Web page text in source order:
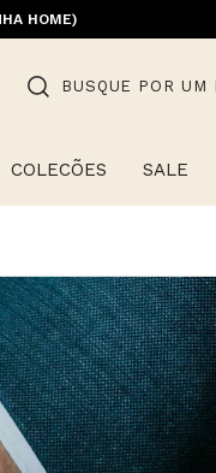
HOME)
BUSQUE POR UM
COLECÕES SALE